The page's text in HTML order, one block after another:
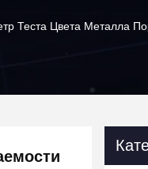
Теста Цвета Металла